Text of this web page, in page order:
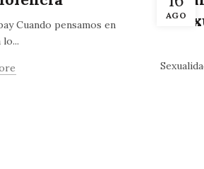
Cuando pensamos en
AGO